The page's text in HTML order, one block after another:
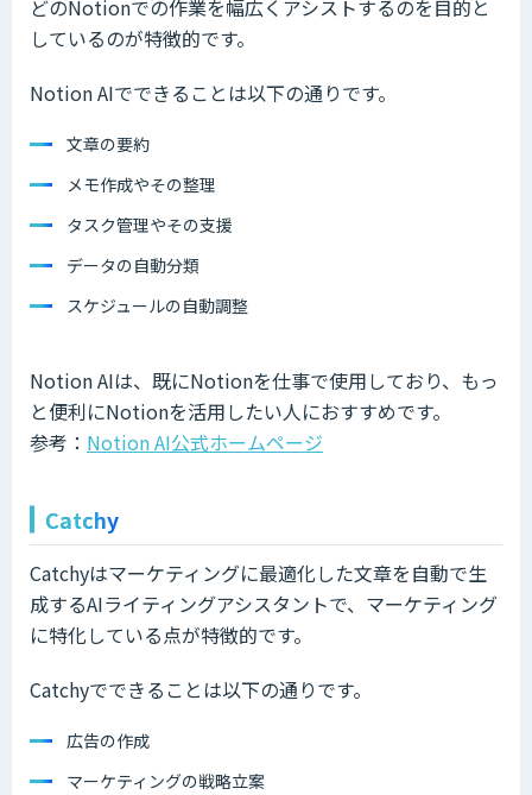
どのNotionでの作業を幅広くアシストするのを目的と
しているのが特徴的です。
Notion AIでできることは以下の通りです。
文章の要約
メモ作成やその整理
タスク管理やその支援
データの自動分類
スケジュールの自動調整
Notion AIは、既にNotionを仕事で使用しており、もっ
と便利にNotionを活用したい人におすすめです。
参考： Notion AI公式ホームページ
Catchy
Catchyはマーケティングに最適化した文章を自動で生
成するAIライティングアシスタントで、マーケティング
に特化している点が特徴的です。
Catchyでできることは以下の通りです。
広告の作成
マーケティングの戦略立案